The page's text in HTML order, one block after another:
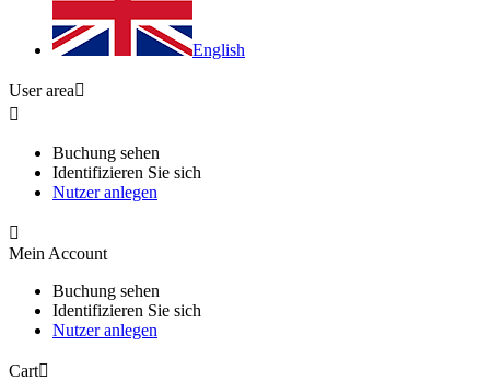
English
User area

Buchung sehen
Identifizieren Sie sich
Nutzer anlegen

Mein Account
Buchung sehen
Identifizieren Sie sich
Nutzer anlegen
Cart